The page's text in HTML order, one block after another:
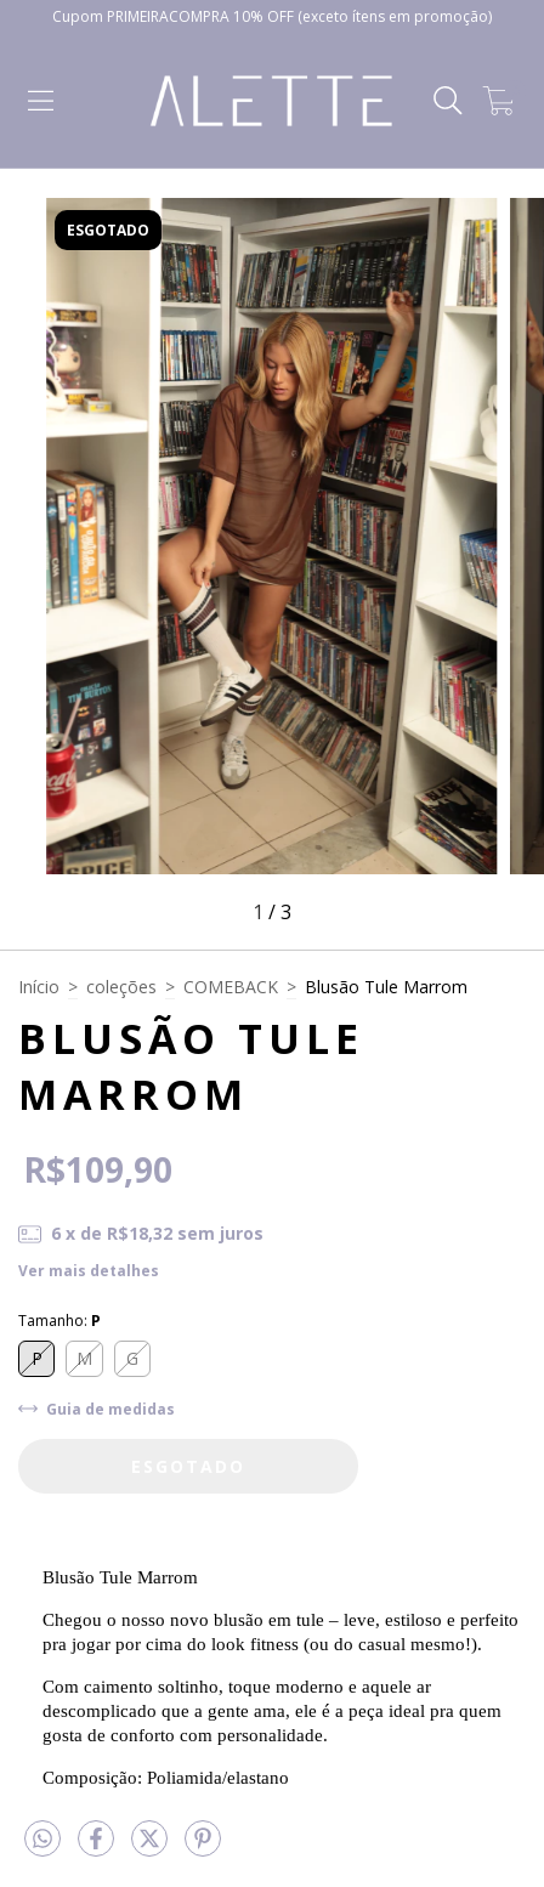
Cupom PRIMEIRACOMPRA 10% OFF (exceto ítens em promoção)
ESGOTADO
1 /3
Início > coleções > COMEBACK > Blusão Tule Marrom
BLUSÃO TULE
MARROM
R$109,90
6 x de R$18,32 sem juros
Ver mais detalhes
Tamanho: P
P M G
Guia de medidas
Blusão Tule Marrom
Chegou o nosso novo blusão em tule – leve, estiloso e perfeito
pra jogar por cima do look fitness (ou do casual mesmo!).
Com caimento soltinho, toque moderno e aquele ar
descomplicado que a gente ama, ele é a peça ideal pra quem
gosta de conforto com personalidade.
Composição: Poliamida/elastano